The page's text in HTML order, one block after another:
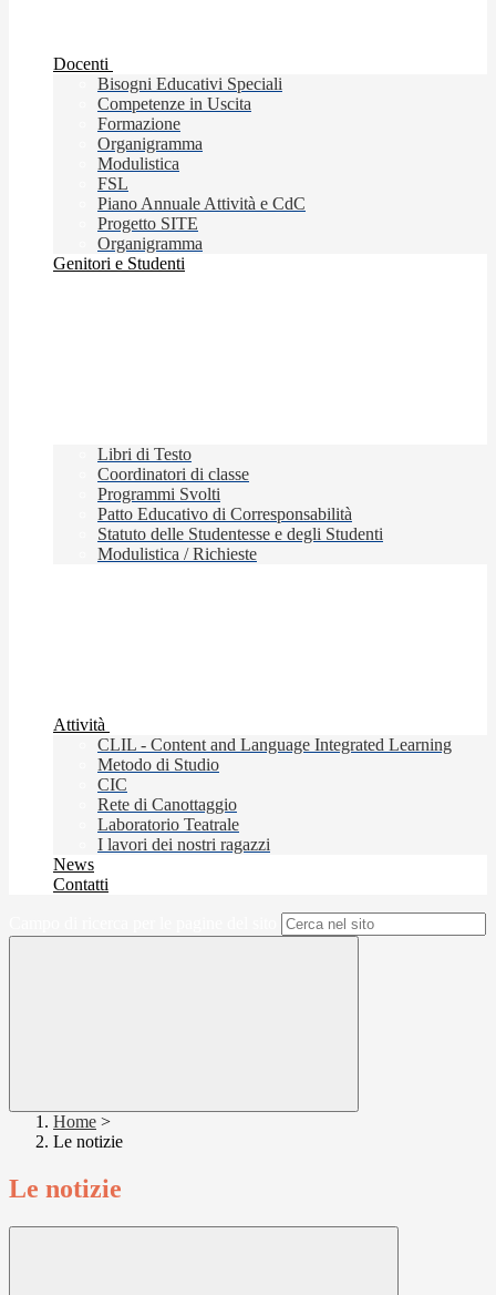
Docenti
Bisogni Educativi Speciali
Competenze in Uscita
Formazione
Organigramma
Modulistica
FSL
Piano Annuale Attività e CdC
Progetto SITE
Organigramma
Genitori e Studenti
Libri di Testo
Coordinatori di classe
Programmi Svolti
Patto Educativo di Corresponsabilità
Statuto delle Studentesse e degli Studenti
Modulistica / Richieste
Attività
CLIL - Content and Language Integrated Learning
Metodo di Studio
CIC
Rete di Canottaggio
Laboratorio Teatrale
I lavori dei nostri ragazzi
News
Contatti
Home >
Le notizie
Le notizie